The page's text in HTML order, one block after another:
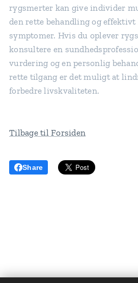
rygsmerter kan give individer
den rette behandling og effektivt
symptomer. Hvis du oplever
konsultere en
vurdering og en personlig
rette tilgang er det muligt at
forbedre livskvaliteten.
Tilbage til Forsiden
Share